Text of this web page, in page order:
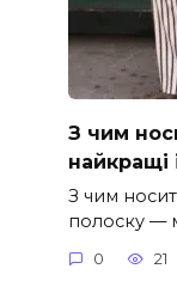
З чим
найкращі
З чим
полоску —
0 21